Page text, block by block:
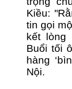
Kiều:
tin gọi
kết lòng
Buổi tối
hàng
Nội.